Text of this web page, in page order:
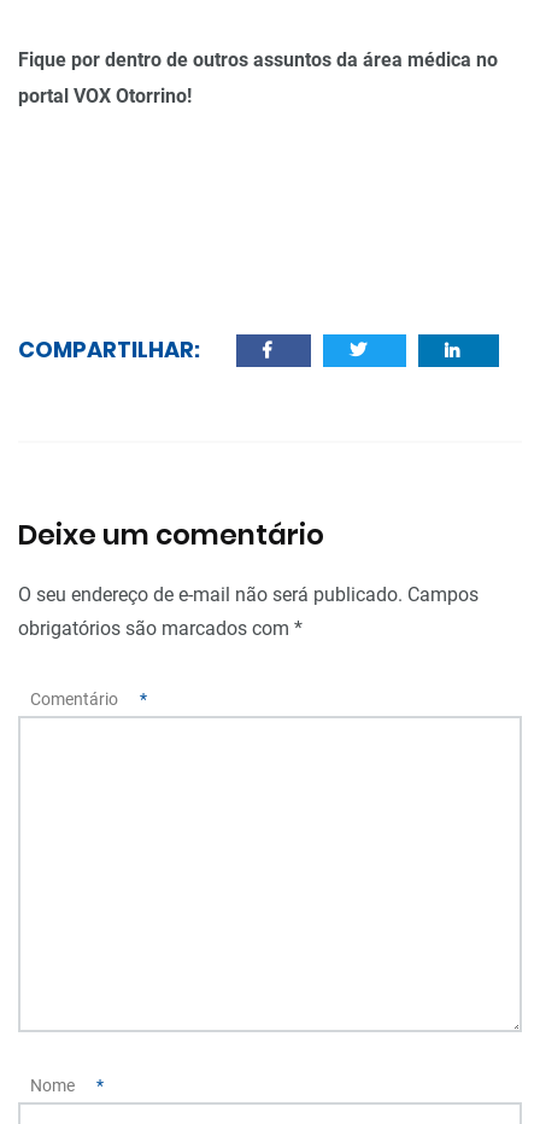
Fique por dentro de outros assuntos da área médica no
portal VOX Otorrino!
COMPARTILHAR:
Deixe um comentário
O seu endereço de e-mail não será publicado. Campos
obrigatórios são marcados com *
Comentário *
Nome *